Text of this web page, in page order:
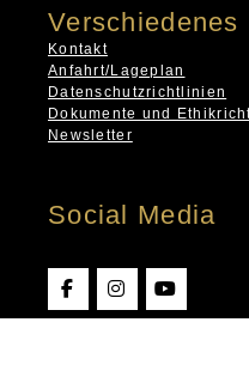
Verschiedenes
Kontakt
Anfahrt/Lageplan
Datenschutzrichtlinien
Dokumente und
Newsletter
Social Media